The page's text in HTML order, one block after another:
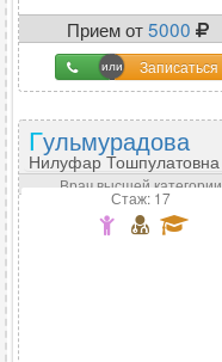
Прием от5000
Записаться
Гульмурадова
Нилуфар Тошпулатовна
Врач высшей категории
Стаж: 17